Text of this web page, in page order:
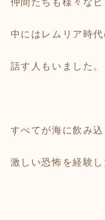
仲間たちも様々な
中にはレムリア時
話す人もいました。
すべてが海に飲み込
激しい恐怖を経験し